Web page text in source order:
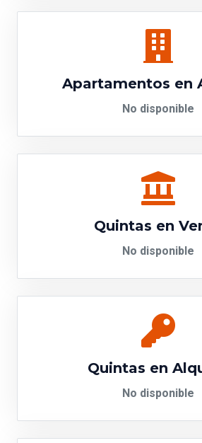
Apartamentos en
No disponible
Quintas en
No disponible
Quintas en
No disponible